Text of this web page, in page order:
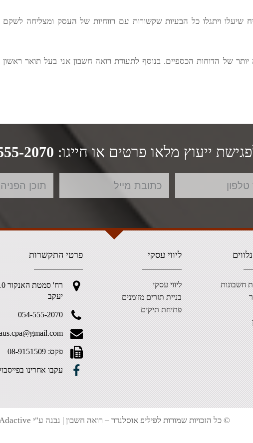
שיעלו ויתגלו כל הבעיות שקשורות עם רווחיות של העסק ומצליחה לשקם
של הדוחות הכספיים. בנוסף לתעודת רואה חשבון אני בעל תואר ראשון
ייעוץ מלאו פרטים או חייגו: 2070
חשבונות
ליווי עסקי
ליווי עסקי
בניית תזרים מזומנים
פתיחת תיקים
פרטי התקשרות
יעקב
054-555-2070
פקס: 08-9151509
עקבו אחרינו
© כל הזכויות שמורות לפיליפ אוסלנדר – רואה חשבון | נבנה ע"י Adactive